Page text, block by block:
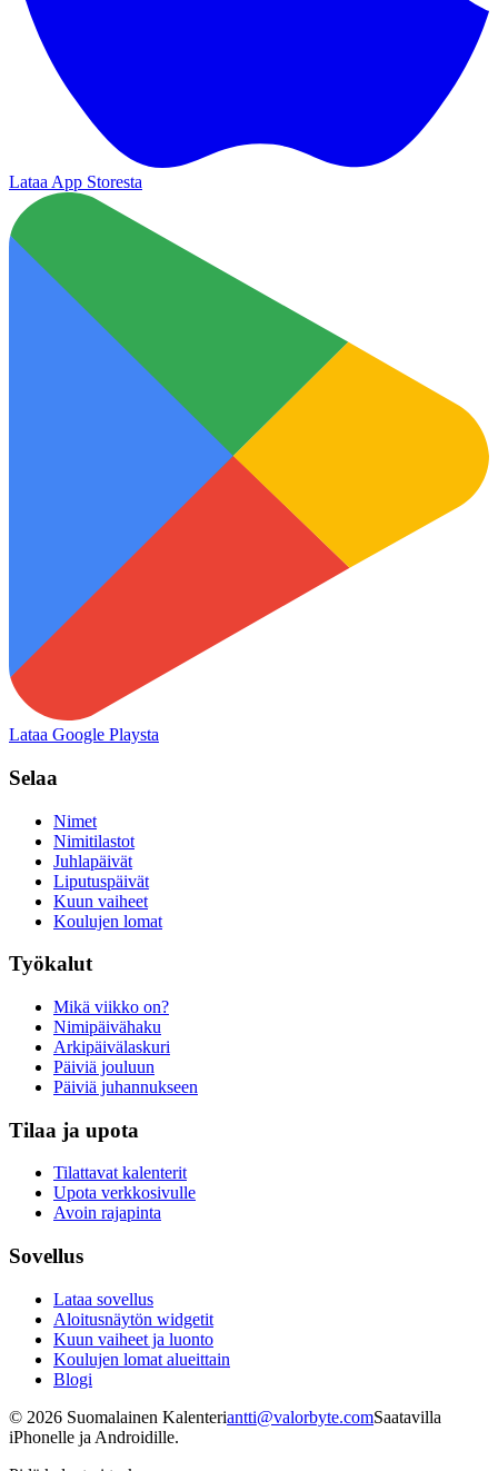
Lataa App Storesta
Lataa Google Playsta
Selaa
Nimet
Nimitilastot
Juhlapäivät
Liputuspäivät
Kuun vaiheet
Koulujen lomat
Työkalut
Mikä viikko on?
Nimipäivähaku
Arkipäivälaskuri
Päiviä jouluun
Päiviä juhannukseen
Tilaa ja upota
Tilattavat kalenterit
Upota verkkosivulle
Avoin rajapinta
Sovellus
Lataa sovellus
Aloitusnäytön widgetit
Kuun vaiheet ja luonto
Koulujen lomat alueittain
Blogi
© 2026 Suomalainen Kalenteriantti@valorbyte.comSaatavilla
iPhonelle ja Androidille.